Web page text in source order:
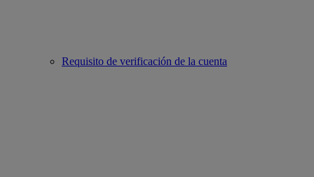
Requisito de verificación de la cuenta